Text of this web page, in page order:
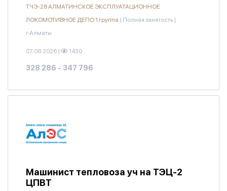
ТЧЭ-28 АЛМАТИНСКОЕ ЭКСПЛУАТАЦИОННОЕ
ЛОКОМОТИВНОЕ ДЕПО 1 группа | Полная занятость |
г.Алматы
07.08.2026 | 1430
328 286 - 347 796
Машинист тепловоза уч на ТЭЦ-2
ЦПВТ